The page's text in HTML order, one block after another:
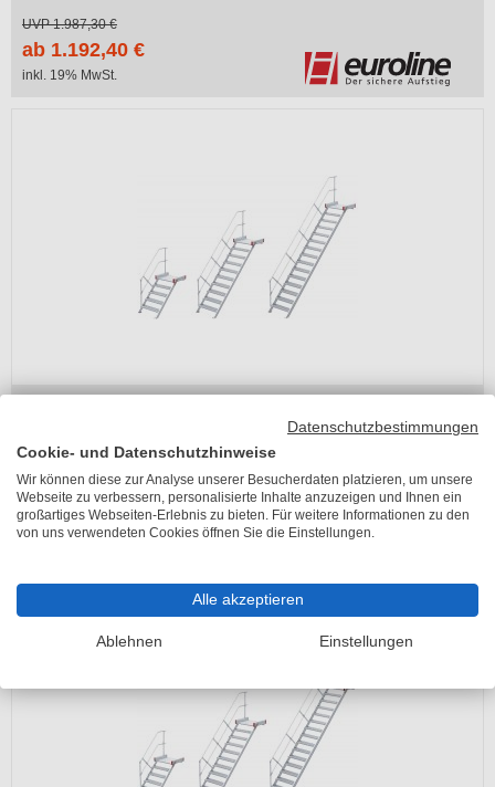
UVP1.987,30 €
ab 1.192,40 €
inkl. 19% MwSt.
euroline Podesttreppe 45° - 800 mm breit - mit
einem Handlauf
UVP2.004,00 €
ab 1.202,40 €
Datenschutzbestimmungen
Cookie- und Datenschutzhinweise
Wir können diese zur Analyse unserer Besucherdaten platzieren, um unsere
Webseite zu verbessern, personalisierte Inhalte anzuzeigen und Ihnen ein
großartiges Webseiten-Erlebnis zu bieten. Für weitere Informationen zu den
von uns verwendeten Cookies öffnen Sie die Einstellungen.
Alle akzeptieren
Ablehnen Einstellungen